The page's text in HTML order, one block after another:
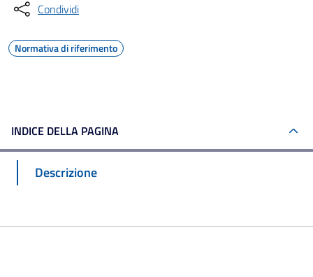
Condividi
Normativa di riferimento
INDICE DELLA PAGINA
Descrizione